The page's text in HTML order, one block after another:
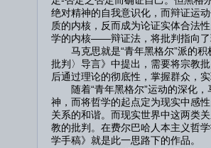
绝对精神的自我意识化，而辩证运
质的内核，反而成为论证实体合法
学的内核——辩证法，将批判指向了
马克思就是“青年黑格尔”派的积
批判〉导言》中提出，需要将宗教
后通过理论的彻底性，掌握群众，
随着“青年黑格尔”运动的深化，
神，而将哲学的起点定为现实中感
关系的和谐。而现实世界中这两类
教的批判。在费尔巴哈人本主义哲
学手稿》就是此一思路下的作品。